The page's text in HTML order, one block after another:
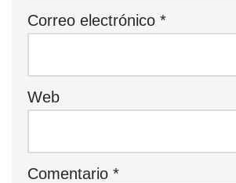
Correo electrónico *
Web
Comentario *